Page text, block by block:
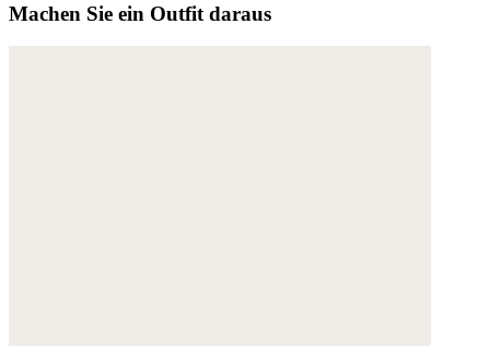
Machen Sie ein Outfit daraus